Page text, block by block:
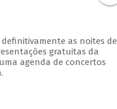
definitivamente as noites de
gratuitas da
agenda de concertos
.